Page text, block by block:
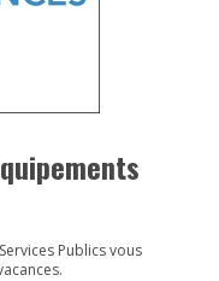
Publics vous